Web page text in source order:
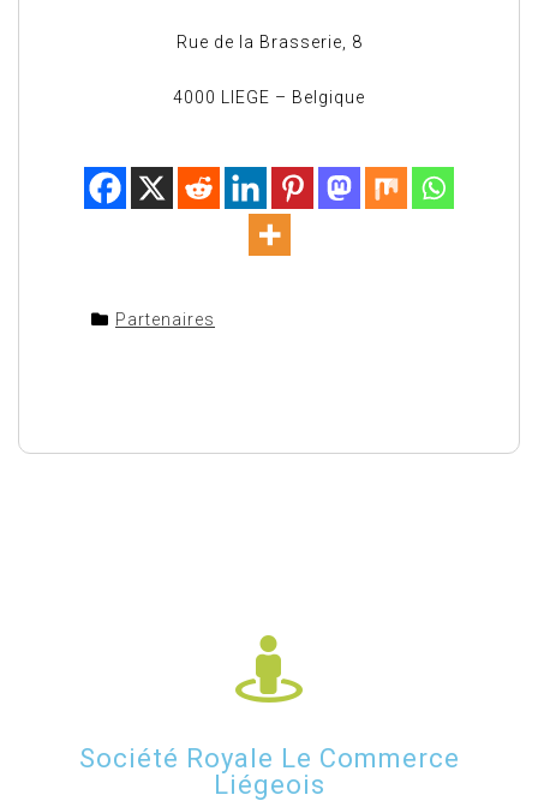
Rue de la Brasserie, 8
4000 LIEGE – Belgique
Partenaires
Société Royale Le Commerce
Liégeois